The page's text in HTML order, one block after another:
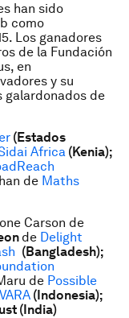
han sido
como
Los ganadores
de la Fundación
en
y su
galardonados de
(Estados
Africa (Kenia);
de Maths
Carson de
de Delight
(Bangladesh);
de Possible
(Indonesia);
(India)